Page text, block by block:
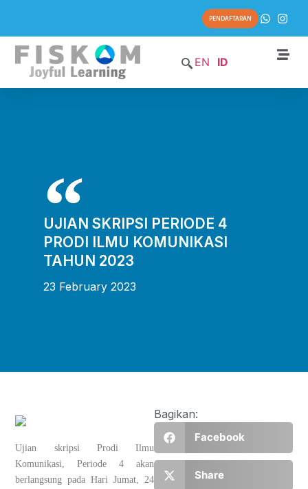
PENDAFTARAN
EN ID
UJIAN SKRIPSI PERIODE 4
PRODI ILMU KOMUNIKASI
TAHUN 2023
23 February 2023
Ujian skripsi Prodi Ilmu
Komunikasi, Periode 4 akan
berlangsung pada Hari Jumat, 24
Bagikan:
Facebook
Share